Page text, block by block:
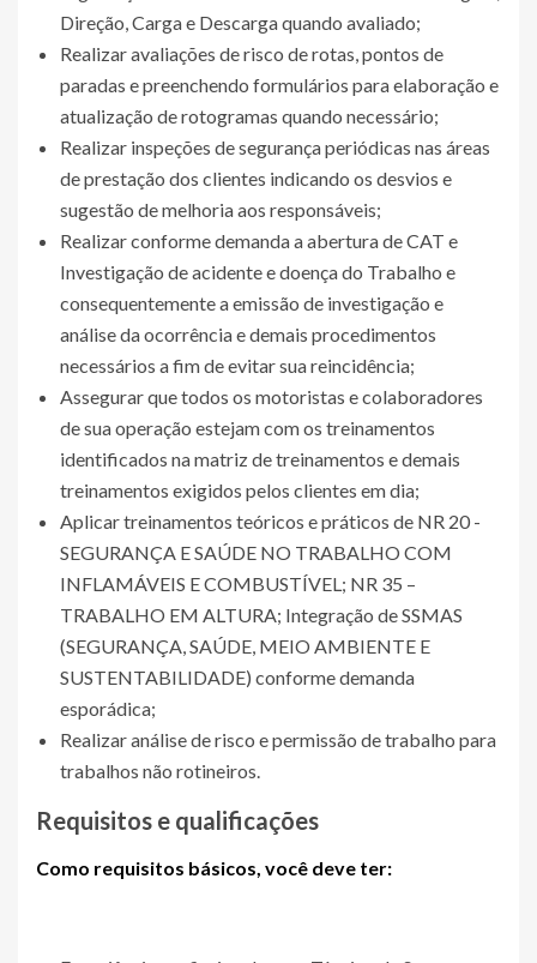
Direção, Carga e Descarga quando avaliado;
Realizar avaliações de risco de rotas, pontos de
paradas e preenchendo formulários para elaboração e
atualização de rotogramas quando necessário;
Realizar inspeções de segurança periódicas nas áreas
de prestação dos clientes indicando os desvios e
sugestão de melhoria aos responsáveis;
Realizar conforme demanda a abertura de CAT e
Investigação de acidente e doença do Trabalho e
consequentemente a emissão de investigação e
análise da ocorrência e demais procedimentos
necessários a fim de evitar sua reincidência;
Assegurar que todos os motoristas e colaboradores
de sua operação estejam com os treinamentos
identificados na matriz de treinamentos e demais
treinamentos exigidos pelos clientes em dia;
Aplicar treinamentos teóricos e práticos de NR 20 -
SEGURANÇA E SAÚDE NO TRABALHO COM
INFLAMÁVEIS E COMBUSTÍVEL; NR 35 –
TRABALHO EM ALTURA; Integração de SSMAS
(SEGURANÇA, SAÚDE, MEIO AMBIENTE E
SUSTENTABILIDADE) conforme demanda
esporádica;
Realizar análise de risco e permissão de trabalho para
trabalhos não rotineiros.
Requisitos e qualificações
Como requisitos básicos, você deve ter: